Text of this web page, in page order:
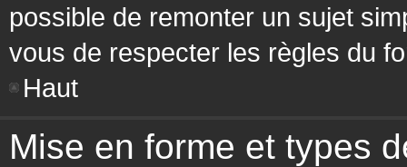
possible de remonter un sujet
vous de respecter les règles du
Haut
Mise en forme et types